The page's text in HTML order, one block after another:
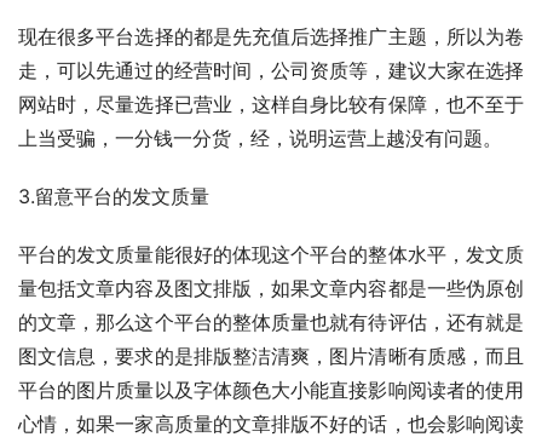
现在很多平台选择的都是先充值后选择推广主题，所以为卷
走，可以先通过的经营时间，公司资质等，建议大家在选择
网站时，尽量选择已营业，这样自身比较有保障，也不至于
上当受骗，一分钱一分货，经，说明运营上越没有问题。
3.留意平台的发文质量
平台的发文质量能很好的体现这个平台的整体水平，发文质
量包括文章内容及图文排版，如果文章内容都是一些伪原创
的文章，那么这个平台的整体质量也就有待评估，还有就是
图文信息，要求的是排版整洁清爽，图片清晰有质感，而且
平台的图片质量以及字体颜色大小能直接影响阅读者的使用
心情，如果一家高质量的文章排版不好的话，也会影响阅读